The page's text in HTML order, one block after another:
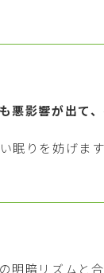
影響が出て
眠りを妨げます
暗リズムと合